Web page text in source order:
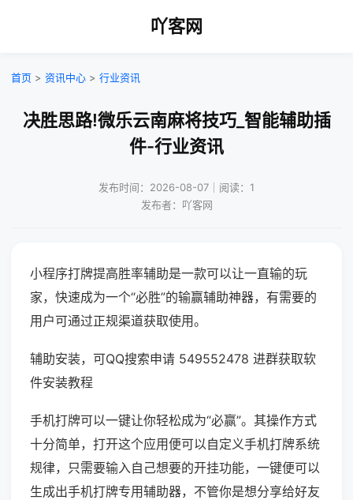
吖客网
首页 > 资讯中心 > 行业资讯
决胜思路!微乐云南麻将技巧_智能辅助插
件-行业资讯
发布时间：2026-08-07｜阅读：1
发布者：吖客网
小程序打牌提高胜率辅助是一款可以让一直输的玩
家，快速成为一个“必胜”的输赢辅助神器，有需要的
用户可通过正规渠道获取使用。
辅助安装，可QQ搜索申请 549552478 进群获取软
件安装教程
手机打牌可以一键让你轻松成为“必赢”。其操作方式
十分简单，打开这个应用便可以自定义手机打牌系统
规律，只需要输入自己想要的开挂功能，一键便可以
生成出手机打牌专用辅助器，不管你是想分享给好友